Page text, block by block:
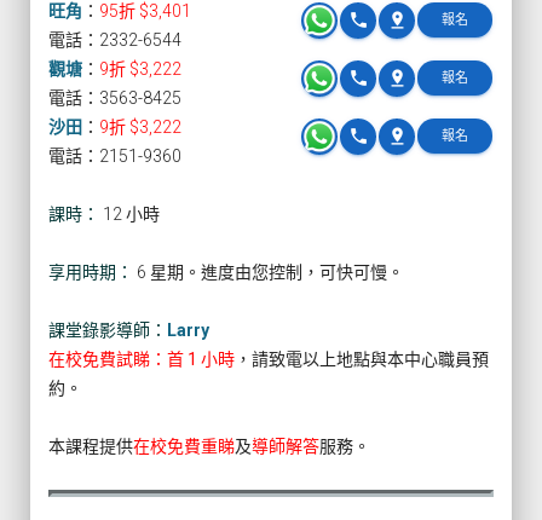
旺角 ： 95折 $3,401 報名
pin_drop
phone
電話：2332-6544
觀塘 ： 9折 $3,222 報名
pin_drop
phone
電話：3563-8425
沙田 ： 9折 $3,222 報名
pin_drop
phone
電話：2151-9360
課時： 12 小時
享用時期： 6 星期。進度由您控制，可快可慢。
課堂錄影導師： Larry
在校免費試睇：首 1 小時 ，請致電以上地點與本中心職員預
約。
本課程提供在校免費重睇及導師解答服務。